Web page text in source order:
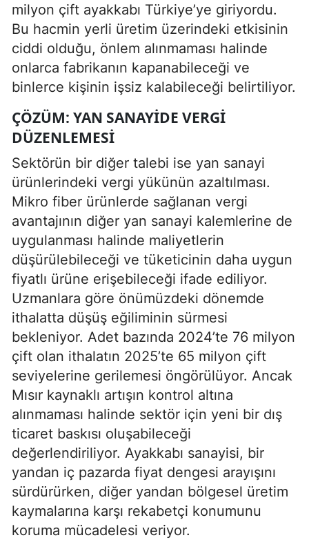
milyon çift ayakkabı Türkiye’ye giriyordu.
Bu hacmin yerli üretim üzerindeki etkisinin
ciddi olduğu, önlem alınmaması halinde
onlarca fabrikanın kapanabileceği ve
binlerce kişinin işsiz kalabileceği belirtiliyor.
ÇÖZÜM: YAN SANAYIDE VERGI
DÜZENLEMESI
Sektörün bir diğer talebi ise yan sanayi
ürünlerindeki vergi yükünün azaltılması.
Mikro fiber ürünlerde sağlanan vergi
avantajının diğer yan sanayi kalemlerine de
uygulanması halinde maliyetlerin
düşürülebileceği ve tüketicinin daha uygun
fiyatlı ürüne erişebileceği ifade ediliyor.
Uzmanlara göre önümüzdeki dönemde
ithalatta düşüş eğiliminin sürmesi
bekleniyor. Adet bazında 2024’te 76 milyon
çift olan ithalatın 2025’te 65 milyon çift
seviyelerine gerilemesi öngörülüyor. Ancak
Mısır kaynaklı artışın kontrol altına
alınmaması halinde sektör için yeni bir dış
ticaret baskısı oluşabileceği
değerlendiriliyor. Ayakkabı sanayisi, bir
yandan iç pazarda fiyat dengesi arayışını
sürdürürken, diğer yandan bölgesel üretim
kaymalarına karşı rekabetçi konumunu
koruma mücadelesi veriyor.